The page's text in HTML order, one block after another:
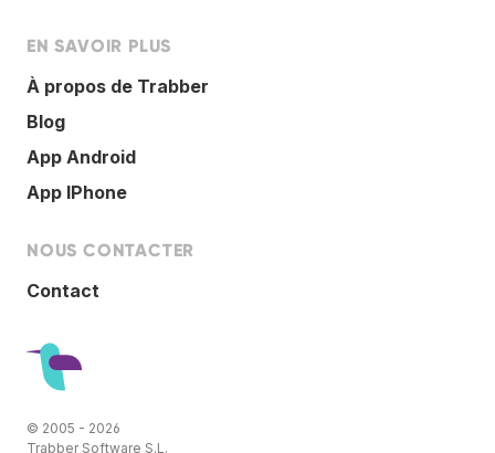
EN SAVOIR PLUS
À propos de Trabber
Blog
App Android
App IPhone
NOUS CONTACTER
Contact
© 2005 - 2026
Trabber Software S.L.